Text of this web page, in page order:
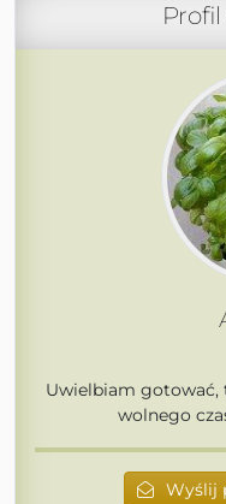
Uwielbiam gotować,
wolnego
Wyślij